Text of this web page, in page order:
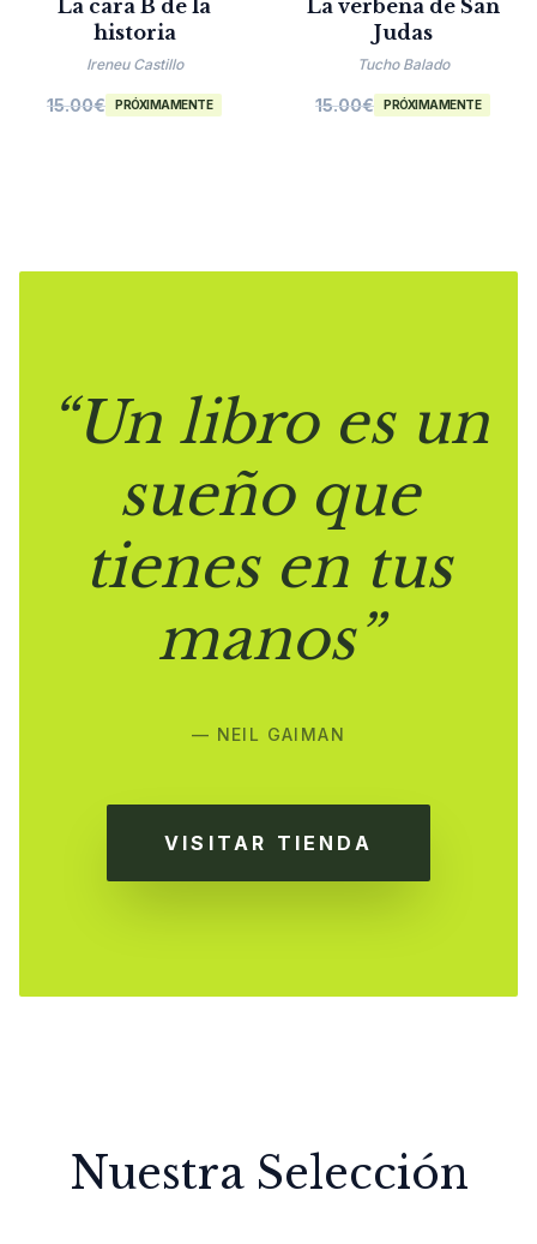
La cara B de la
historia
Ireneu Castillo
15.00€ PRÓXIMAMENTE
La verbena de San
Judas
Tucho Balado
15.00€ PRÓXIMAMENTE
“Un libro es un
sueño que
tienes en tus
manos”
— NEIL GAIMAN
VISITAR TIENDA
Nuestra Selección